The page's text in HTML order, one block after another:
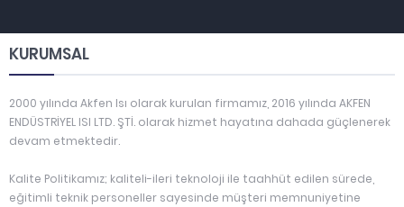
KURUMSAL
2000 yılında Akfen Isı olarak kurulan firmamız, 2016 yılında AKFEN
ENDÜSTRİYEL ISI LTD. ŞTİ. olarak hizmet hayatına dahada güçlenerek
devam etmektedir.
Kalite Politikamız; kaliteli-ileri teknoloji ile taahhüt edilen sürede,
eğitimli teknik personeller sayesinde müşteri memnuniyetine